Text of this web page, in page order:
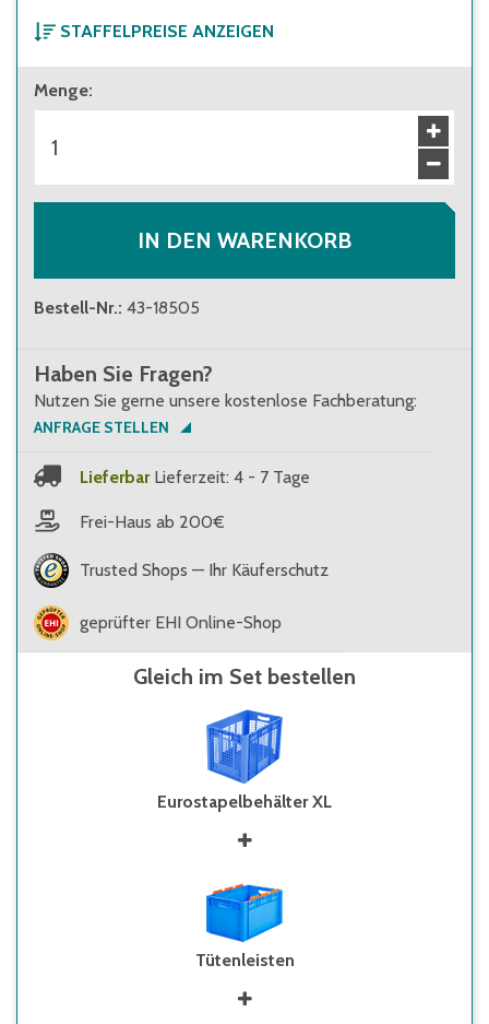
STAFFELPREISE ANZEIGEN
ab 1 Stück
42,70 €
ab 16 Stück
36,40 €
Menge:
IN DEN WARENKORB
Bestell-Nr.: 43-18505
Haben Sie Fragen?
Nutzen Sie gerne unsere kostenlose Fachberatung:
ANFRAGE STELLEN
Lieferbar Lieferzeit: 4 - 7 Tage
Frei-Haus ab 200€
Trusted Shops — Ihr Käuferschutz
geprüfter EHI Online-Shop
Gleich im Set bestellen
Eurostapelbehälter XL
Tütenleisten